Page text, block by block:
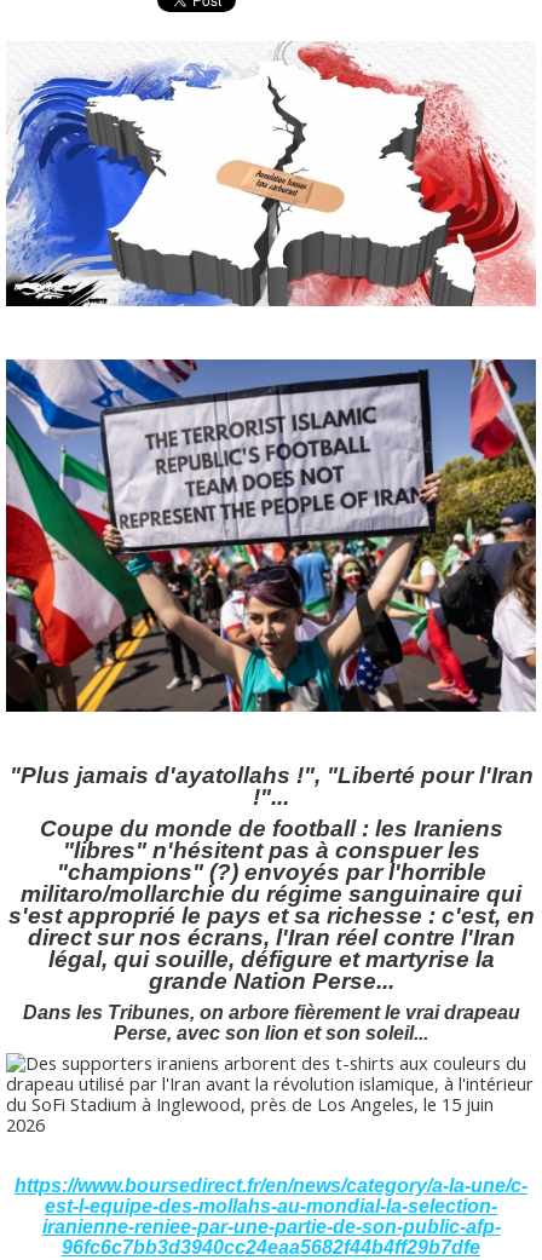
"Plus jamais d'ayatollahs !", "Liberté pour l'Iran
!"...
Coupe du monde de football : les Iraniens
"libres" n'hésitent pas à conspuer les
"champions" (?) envoyés par l'horrible
militaro/mollarchie du régime sanguinaire qui
s'est approprié le pays et sa richesse : c'est, en
direct sur nos écrans, l'Iran réel contre l'Iran
légal, qui souille, défigure et martyrise la
grande Nation Perse...
Dans les Tribunes, on arbore fièrement le vrai drapeau
Perse, avec son lion et son soleil...
https://www.boursedirect.fr/en/news/category/a-la-une/c-
est-l-equipe-des-mollahs-au-mondial-la-selection-
iranienne-reniee-par-une-partie-de-son-public-afp-
96fc6c7bb3d3940cc24eaa5682f44b4ff29b7dfe